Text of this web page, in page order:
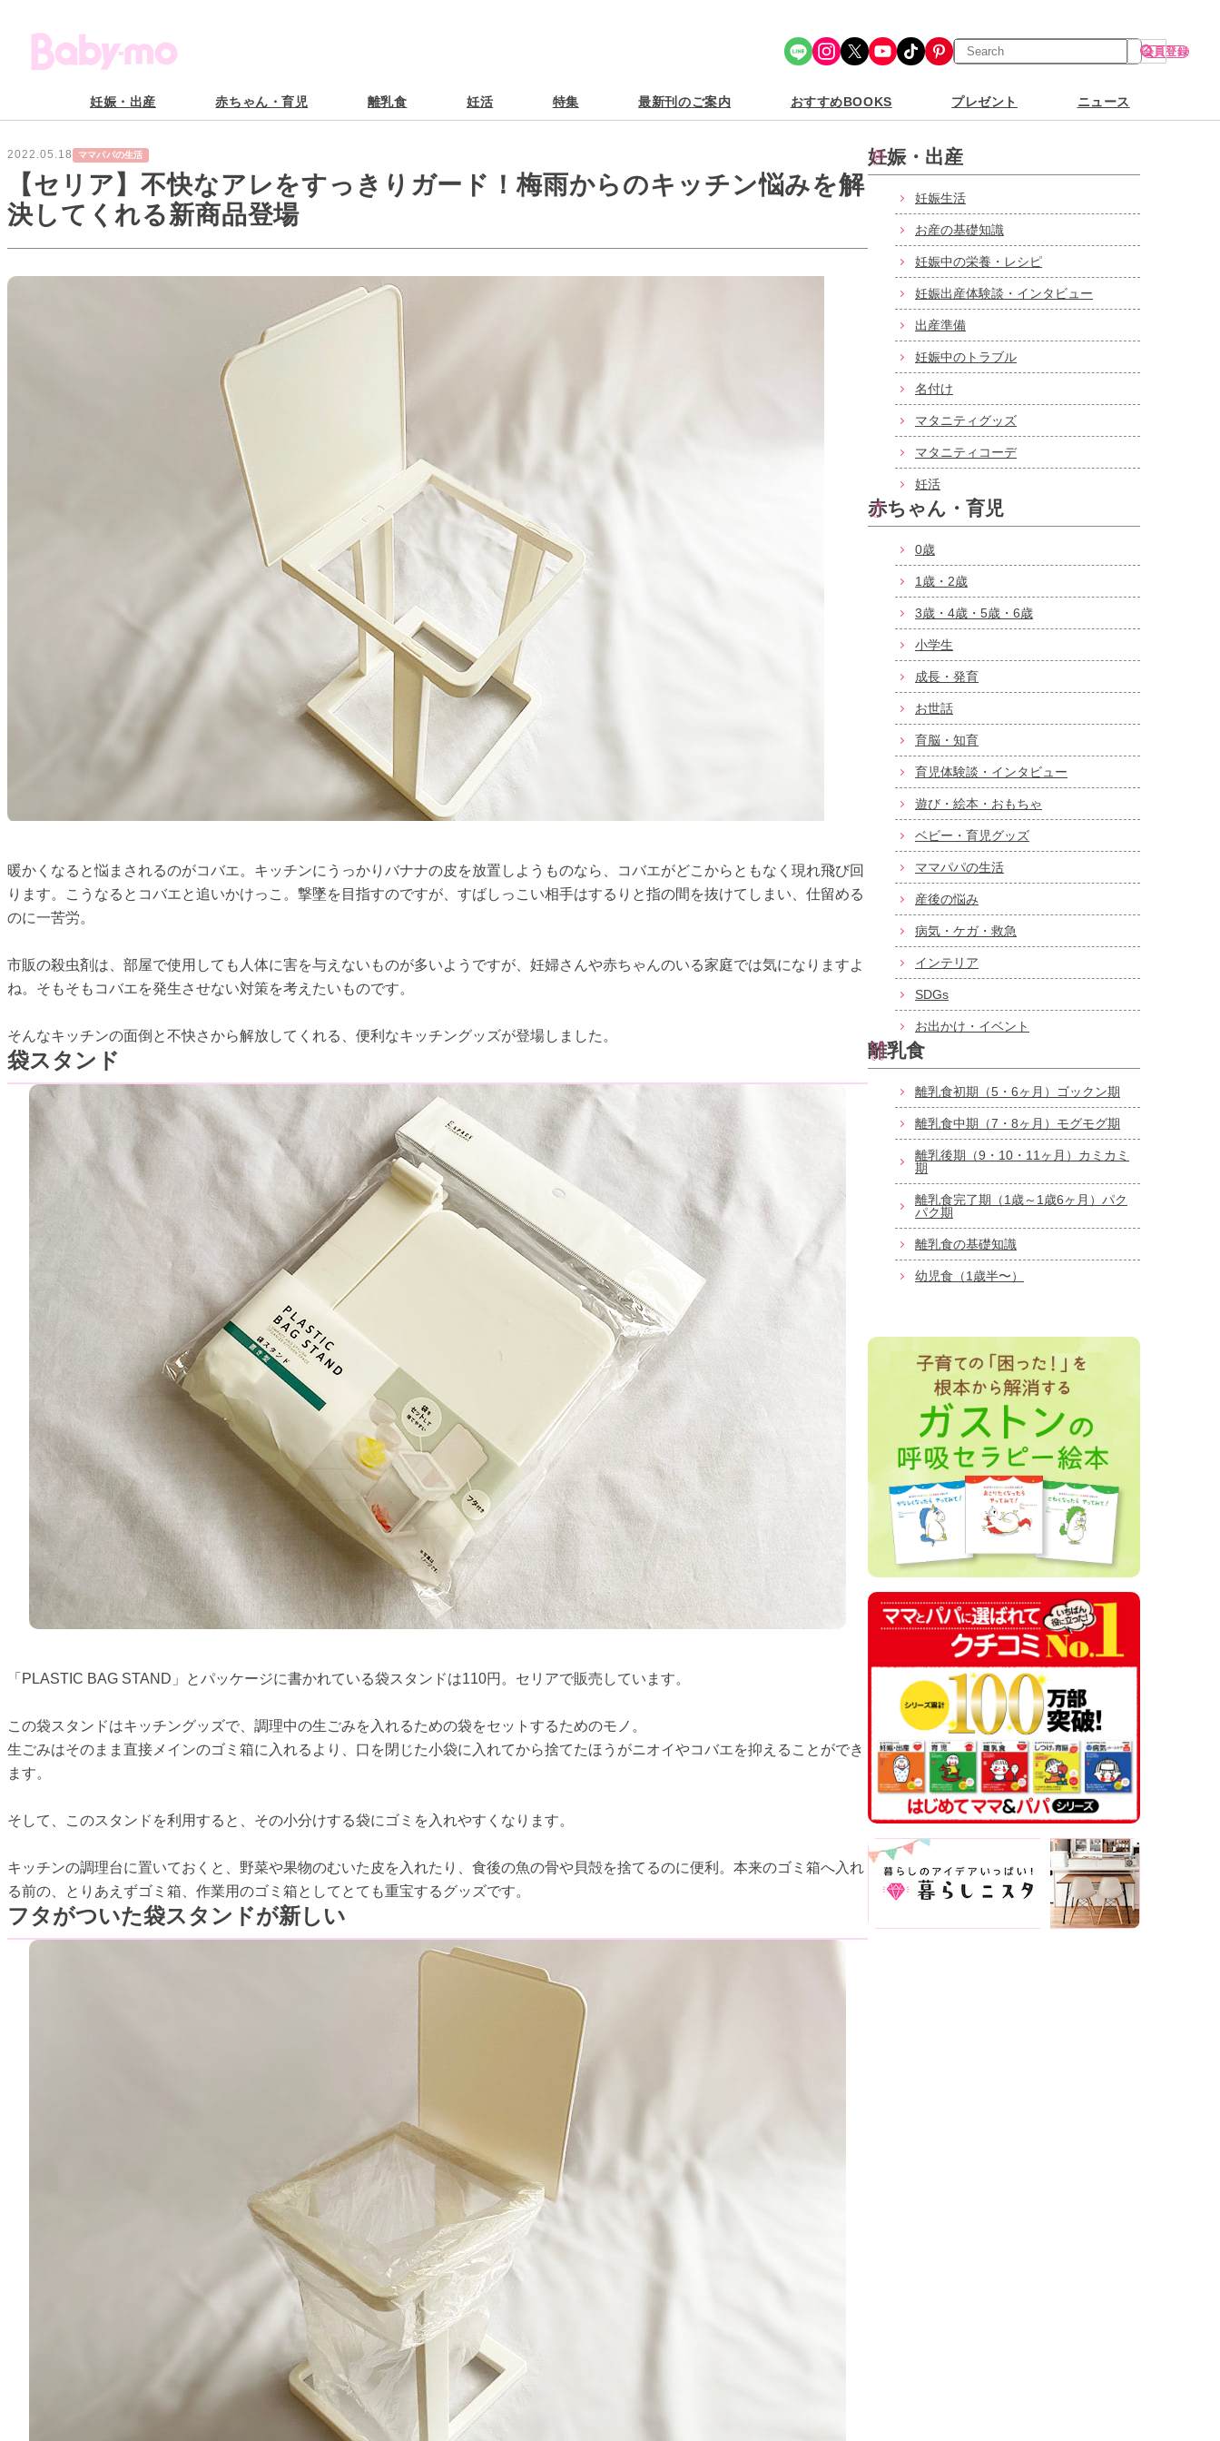
Share Icon Instagram X YouTube TikTok Pinterest
検
索
会員登録
妊娠・出産 赤ちゃん・育児 離乳食 妊活 特集 最新刊のご案内 おすすめBOOKS プレゼント ニュース
2022.05.18 ママパパの生活
【セリア】不快なアレをすっきりガード！梅雨からのキッチン悩みを解
決してくれる新商品登場
暖かくなると悩まされるのがコバエ。キッチンにうっかりバナナの皮を放置しようものなら、コバエがどこからともなく現れ飛び回
ります。こうなるとコバエと追いかけっこ。撃墜を目指すのですが、すばしっこい相手はするりと指の間を抜けてしまい、仕留める
のに一苦労。
市販の殺虫剤は、部屋で使用しても人体に害を与えないものが多いようですが、妊婦さんや赤ちゃんのいる家庭では気になりますよ
ね。そもそもコバエを発生させない対策を考えたいものです。
そんなキッチンの面倒と不快さから解放してくれる、便利なキッチングッズが登場しました。
袋スタンド
「PLASTIC BAG STAND」とパッケージに書かれている袋スタンドは110円。セリアで販売しています。
この袋スタンドはキッチングッズで、調理中の生ごみを入れるための袋をセットするためのモノ。
生ごみはそのまま直接メインのゴミ箱に入れるより、口を閉じた小袋に入れてから捨てたほうがニオイやコバエを抑えることができ
ます。
そして、このスタンドを利用すると、その小分けする袋にゴミを入れやすくなります。
キッチンの調理台に置いておくと、野菜や果物のむいた皮を入れたり、食後の魚の骨や貝殻を捨てるのに便利。本来のゴミ箱へ入れ
る前の、とりあえずゴミ箱、作業用のゴミ箱としてとても重宝するグッズです。
フタがついた袋スタンドが新しい
妊娠・出産
妊娠生活
お産の基礎知識
妊娠中の栄養・レシピ
妊娠出産体験談・インタビュー
出産準備
妊娠中のトラブル
名付け
マタニティグッズ
マタニティコーデ
妊活
赤ちゃん・育児
0歳
1歳・2歳
3歳・4歳・5歳・6歳
小学生
成長・発育
お世話
育脳・知育
育児体験談・インタビュー
遊び・絵本・おもちゃ
ベビー・育児グッズ
ママパパの生活
産後の悩み
病気・ケガ・救急
インテリア
SDGs
お出かけ・イベント
離乳食
離乳食初期（5・6ヶ月）ゴックン期
離乳食中期（7・8ヶ月）モグモグ期
離乳後期（9・10・11ヶ月）カミカミ
期
離乳食完了期（1歳～1歳6ヶ月）パク
パク期
離乳食の基礎知識
幼児食（1歳半〜）